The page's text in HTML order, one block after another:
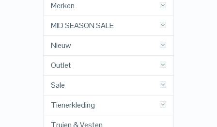
Merken
MID SEASON SALE
Nieuw
Outlet
Sale
Tienerkleding